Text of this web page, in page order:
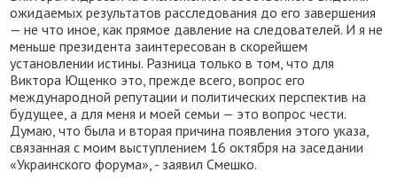
ожидаемых результатов расследования до его завершения
— не что иное, как прямое давление на следователей. И я не
меньше президента заинтересован в скорейшем
установлении истины. Разница только в том, что для
Виктора Ющенко это, прежде всего, вопрос его
международной репутации и политических перспектив на
будущее, а для меня и моей семьи — это вопрос чести.
Думаю, что была и вторая причина появления этого указа,
связанная с моим выступлением 16 октября на заседании
«Украинского форума», - заявил Смешко.